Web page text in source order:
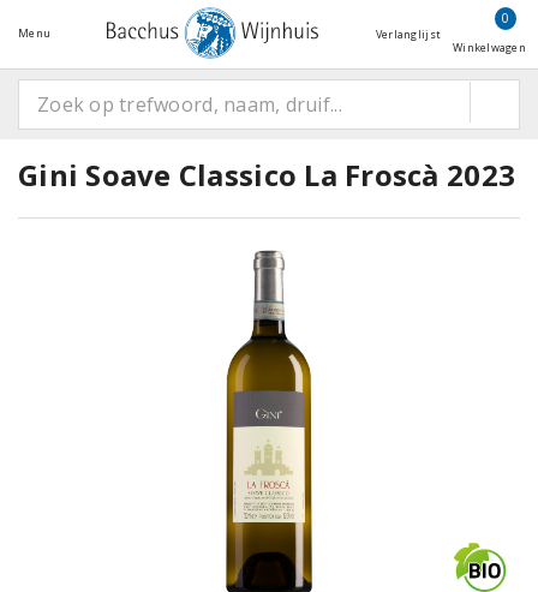
Menu Verlanglijst
0
Winkelwagen
Gini Soave Classico La Froscà 2023